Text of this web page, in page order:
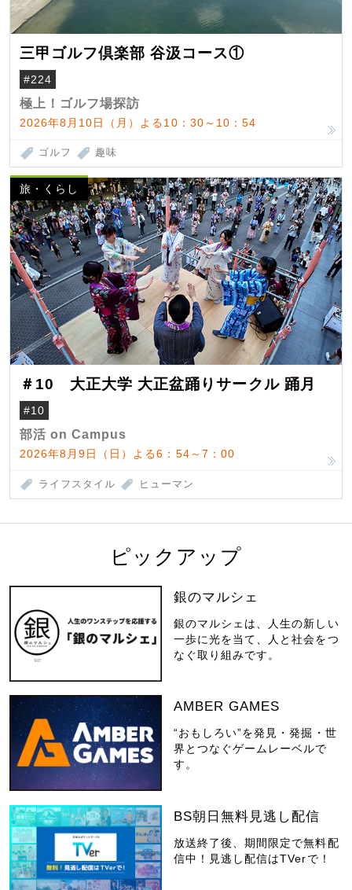
三甲ゴルフ倶楽部 谷汲コース①
#224
極上！ゴルフ場探訪
2026年8月10日（月）よる10：30～10：54
ゴルフ 趣味
旅・くらし
＃10 大正大学 大正盆踊りサークル 踊月
#10
部活 on Campus
2026年8月9日（日）よる6：54～7：00
ライフスタイル ヒューマン
ピックアップ
銀のマルシェ
銀のマルシェは、人生の新しい
一歩に光を当て、人と社会をつ
なぐ取り組みです。
AMBER GAMES
“おもしろい”を発見・発掘・世
界とつなぐゲームレーベルで
す。
BS朝日無料見逃し配信
放送終了後、期間限定で無料配
信中！見逃し配信はTVerで！